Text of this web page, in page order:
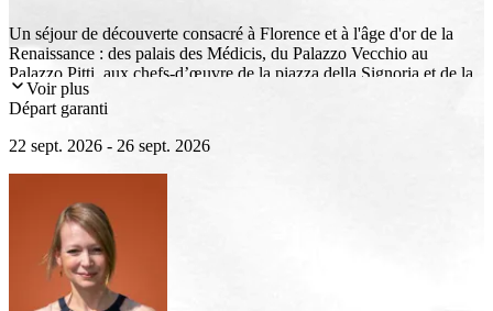
Un séjour de découverte consacré à Florence et à l'âge d'or de la
Renaissance : des palais des Médicis, du Palazzo Vecchio au
Palazzo Pitti, aux chefs-d’œuvre de la piazza della Signoria et de la
majestueuse piazza del Duomo. Le parcours mènera également au
couvent San Marco, aux chapelles des Médicis à San Lorenzo, ainsi
de l’un des plus grands foyers artistiques d’Europe.
Voir plus
Départ garanti
22 sept. 2026 - 26 sept. 2026